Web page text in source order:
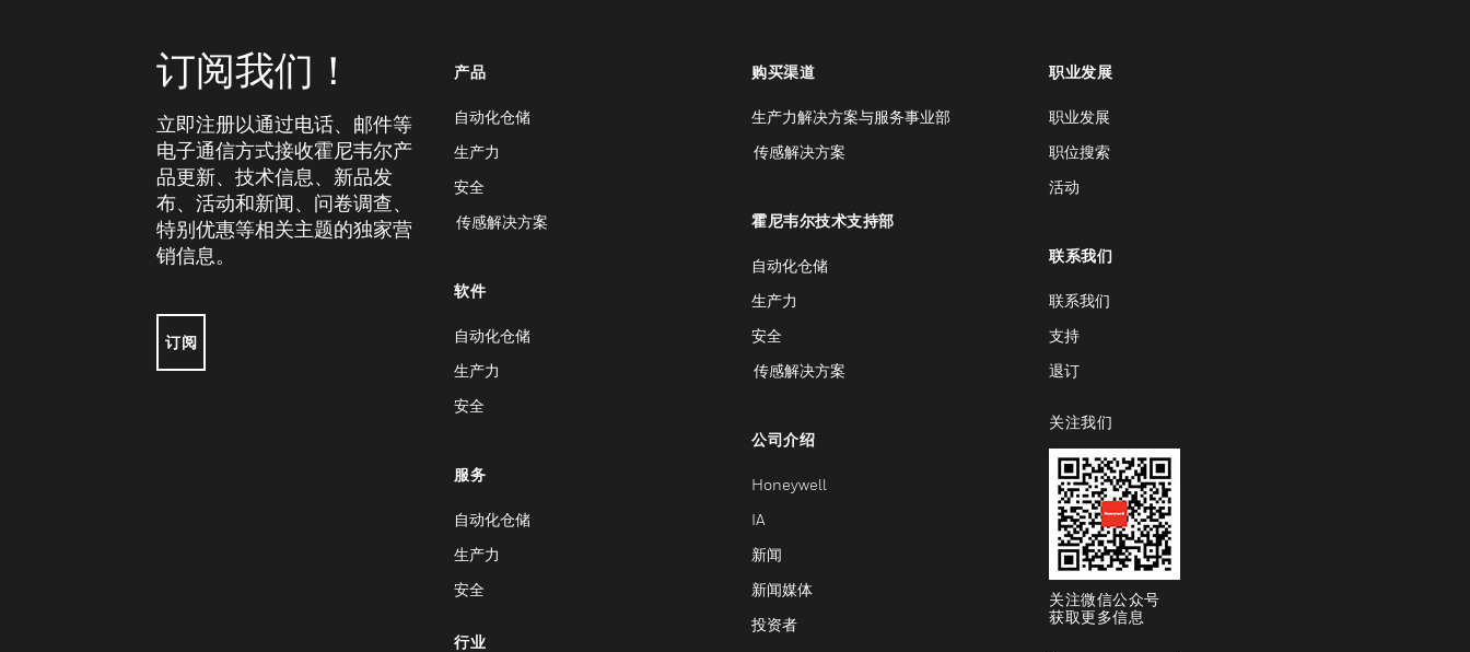
订阅我们！
立即注册以通过电话、邮件等
电子通信方式接收霍尼韦尔产
品更新、技术信息、新品发
布、活动和新闻、问卷调查、
特别优惠等相关主题的独家营
销信息。
订阅
产品
自动化仓储
生产力
安全
传感解决方案
软件
自动化仓储
生产力
安全
服务
自动化仓储
生产力
安全
行业
购买渠道
生产力解决方案与服务事业部
传感解决方案
霍尼韦尔技术支持部
自动化仓储
生产力
安全
传感解决方案
公司介绍
Honeywell
IA
新闻
新闻媒体
投资者
职业发展
职业发展
职位搜索
活动
联系我们
联系我们
支持
退订
关注我们
关注微信公众号
获取更多信息